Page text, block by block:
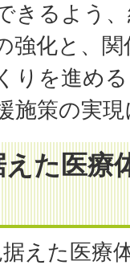
きるよう
強化と、
りを進め
施策の実
えた医
えた医療